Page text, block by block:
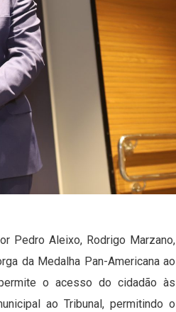
Pedro Aleixo, Rodrigo Marzano,
da Medalha Pan-Americana ao
o acesso do cidadão às
ao Tribunal, permitindo o